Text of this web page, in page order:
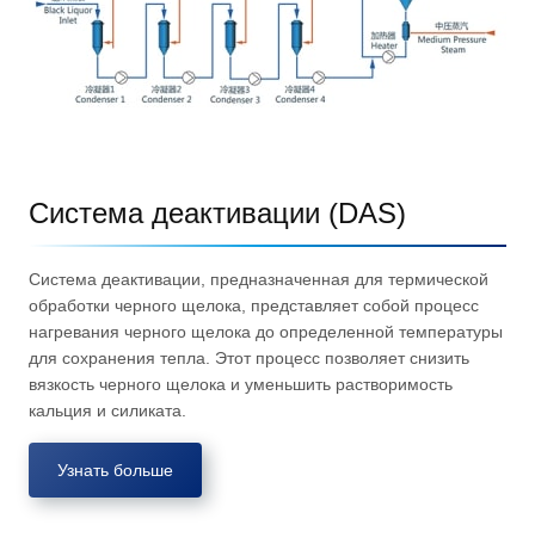
Система деактивации (DAS)
Система деактивации, предназначенная для термической
обработки черного щелока, представляет собой процесс
нагревания черного щелока до определенной температуры
для сохранения тепла. Этот процесс позволяет снизить
вязкость черного щелока и уменьшить растворимость
кальция и силиката.
Узнать больше